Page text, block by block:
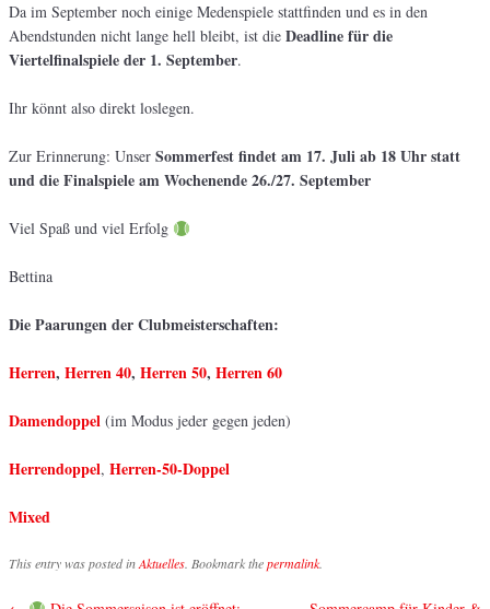
Da im September noch einige Medenspiele stattfinden und es in den
Abendstunden nicht lange hell bleibt, ist die Deadline für die
Viertelfinalspiele der 1. September.
Ihr könnt also direkt loslegen.
Zur Erinnerung: Unser Sommerfest findet am 17. Juli ab 18 Uhr statt
und die Finalspiele am Wochenende 26./27. September
Viel Spaß und viel Erfolg
Bettina
Die Paarungen der Clubmeisterschaften:
Herren, Herren 40, Herren 50, Herren 60
Damendoppel (im Modus jeder gegen jeden)
Herrendoppel, Herren-50-Doppel
Mixed
This entry was posted inAktuelles. Bookmark thepermalink.